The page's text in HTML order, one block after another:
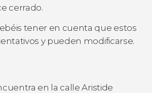
cerrado.
tener en cuenta que estos
y pueden modificarse.
en la calle Aristide